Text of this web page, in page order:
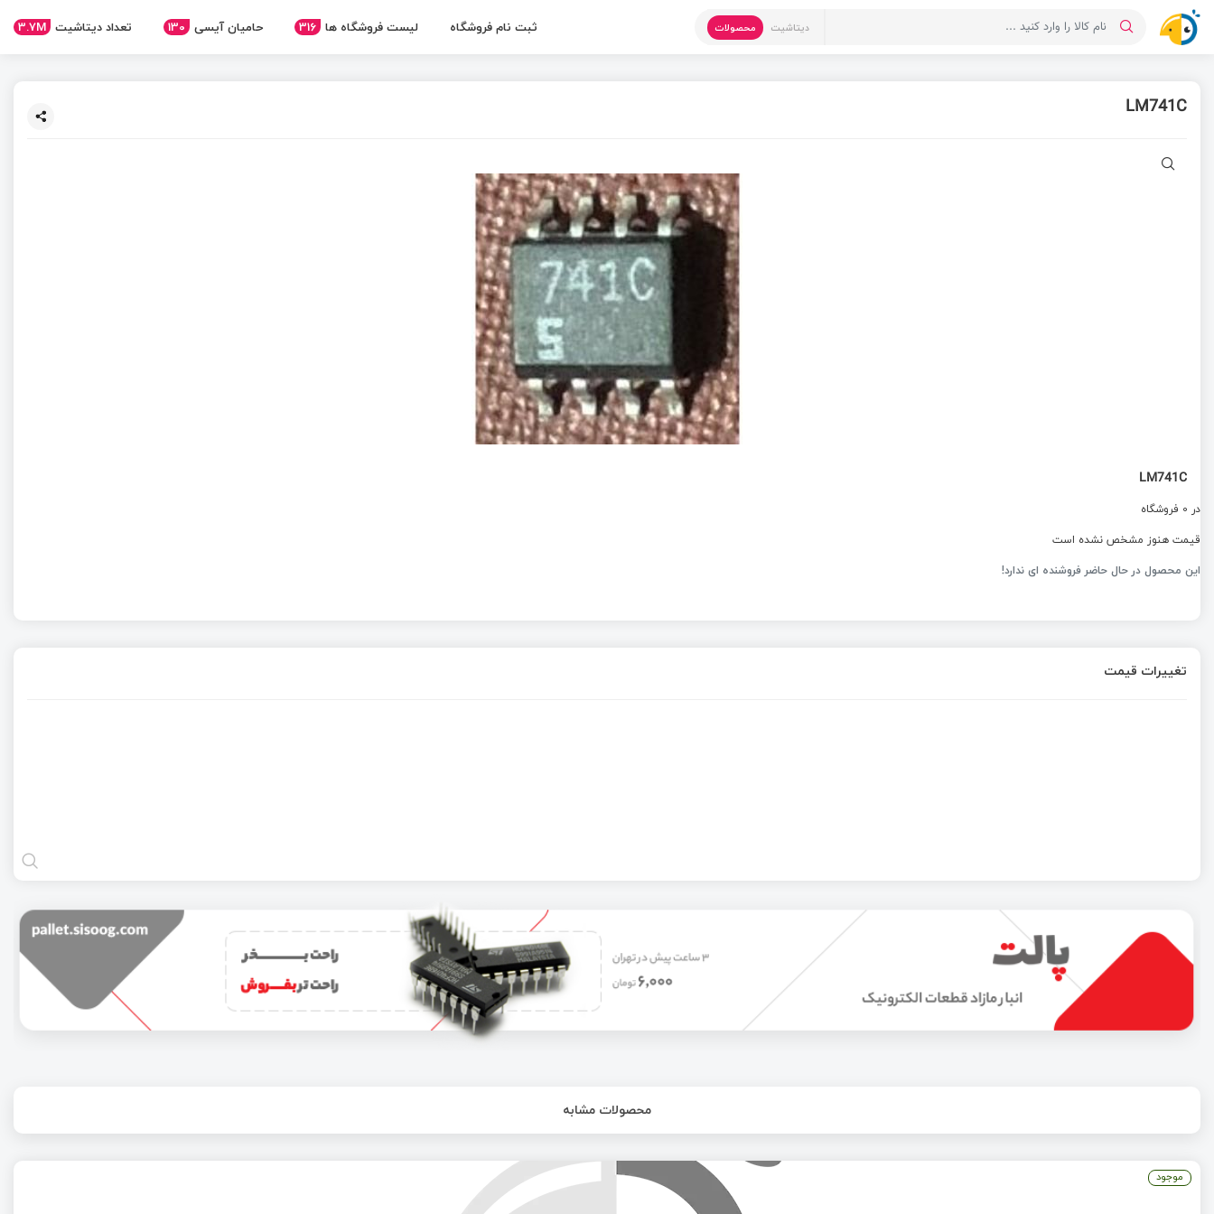
دیتاشیت محصولات ثبت نام فروشگاه لیست فروشگاه ها 316 حامیان آیسی 130 تعداد دیتاشیت 3.7M
LM741C
LM741C
در 0 فروشگاه
قیمت هنوز مشخص نشده است
این محصول در حال حاضر فروشنده ای ندارد!
تغییرات قیمت
محصولات مشابه
موجود